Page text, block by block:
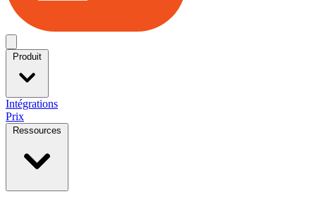
Produit
Intégrations
Prix
Ressources